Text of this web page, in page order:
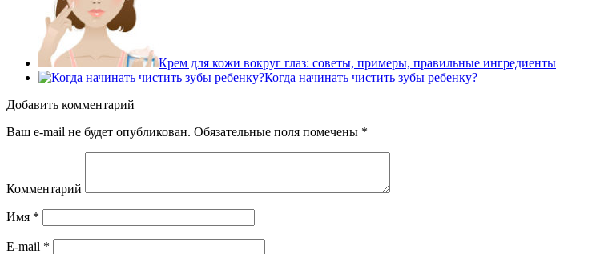
Крем для кожи вокруг глаз: советы, примеры, правильные ингредиенты
Когда начинать чистить зубы ребенку?
Добавить комментарий
Ваш e-mail не будет опубликован. Обязательные поля помечены *
Комментарий
Имя *
E-mail *